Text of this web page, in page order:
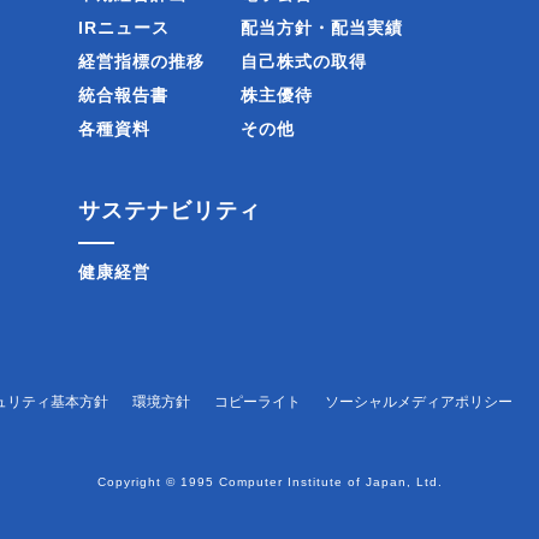
IRニュース
経営指標の推移
統合報告書
各種資料
配当方針・配当実績
自己株式の取得
株主優待
その他
サステナビリティ
健康経営
リティ基本方針 環境方針 コピーライト ソーシャルメディアポリシー
Copyright © 1995 Computer Institute of Japan, Ltd.